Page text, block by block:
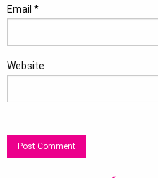
Email *
Website